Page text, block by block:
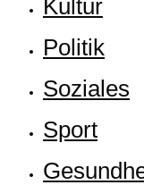
Kul­tur
Poli­tik
Sozia­les
Sport